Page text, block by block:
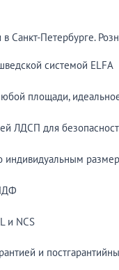
Санкт-Петербурге.
системой ELFA
площади,
ЛДСП для
индивидуальным
и NCS
и